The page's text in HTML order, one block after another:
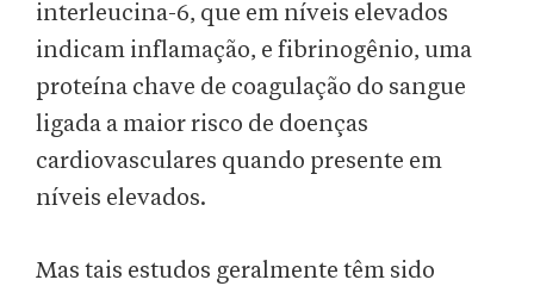
interleucina-6, que em níveis elevados
indicam inflamação, e fibrinogênio, uma
proteína chave de coagulação do sangue
ligada a maior risco de doenças
cardiovasculares quando presente em
níveis elevados.
Mas tais estudos geralmente têm sido